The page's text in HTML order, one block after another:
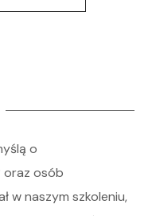
o
oraz osób
w naszym szkoleniu,